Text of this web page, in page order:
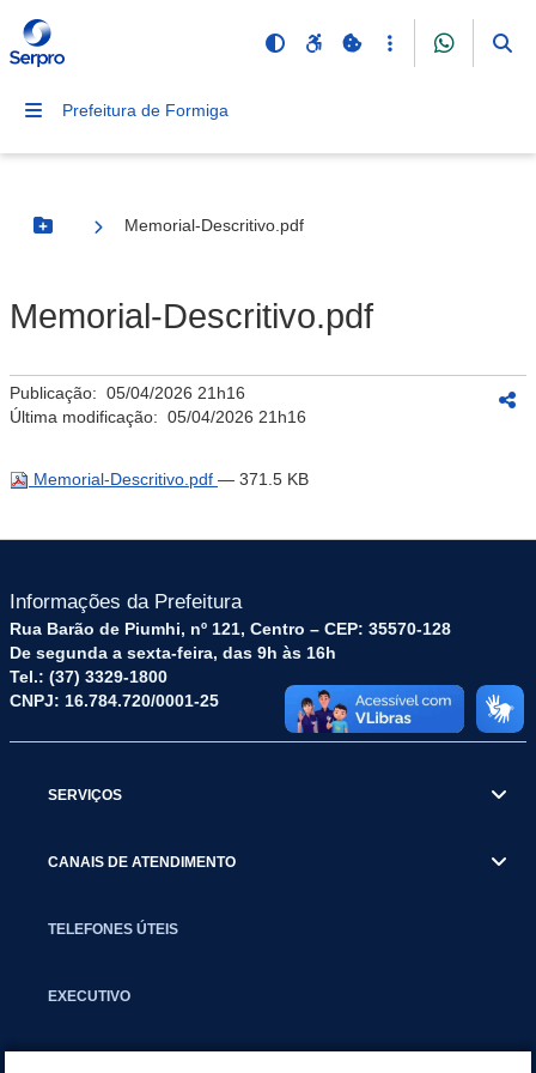
Prefeitura de Formiga
Botão Menu
Memorial-Descritivo.pdf
Memorial-Descritivo.pdf
Publicação: 05/04/2026 21h16
Última modificação: 05/04/2026 21h16
Memorial-Descritivo.pdf — 371.5 KB
Informações da Prefeitura
Rua Barão de Piumhi, nº 121, Centro – CEP: 35570-128
De segunda a sexta-feira, das 9h às 16h
Tel.: (37) 3329-1800
CNPJ: 16.784.720/0001-25
SERVIÇOS
CANAIS DE ATENDIMENTO
TELEFONES ÚTEIS
EXECUTIVO